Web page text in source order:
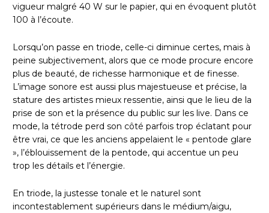
vigueur malgré 40 W sur le papier, qui en évoquent plutôt
100 à l’écoute.
Lorsqu’on passe en triode, celle-ci diminue certes, mais à
peine subjectivement, alors que ce mode procure encore
plus de beauté, de richesse harmonique et de finesse.
L’image sonore est aussi plus majestueuse et précise, la
stature des artistes mieux ressentie, ainsi que le lieu de la
prise de son et la présence du public sur les live. Dans ce
mode, la tétrode perd son côté parfois trop éclatant pour
être vrai, ce que les anciens appelaient le « pentode glare
», l’éblouissement de la pentode, qui accentue un peu
trop les détails et l’énergie.
En triode, la justesse tonale et le naturel sont
incontestablement supérieurs dans le médium/aigu,